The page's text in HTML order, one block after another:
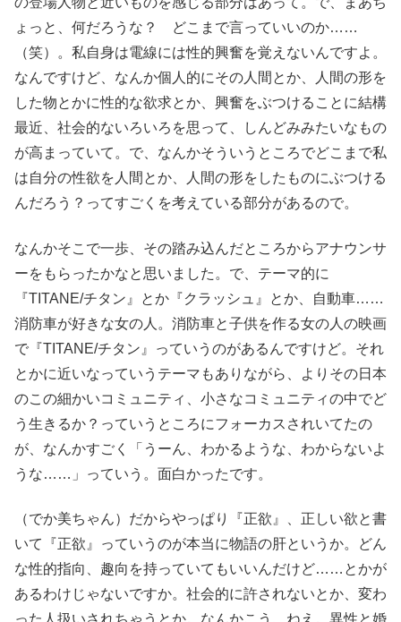
ょっと、何だろうな？ どこまで言っていいのか……
（笑）。私自身は電線には性的興奮を覚えないんですよ。
なんですけど、なんか個人的にその人間とか、人間の形を
した物とかに性的な欲求とか、興奮をぶつけることに結構
最近、社会的ないろいろを思って、しんどみみたいなもの
が高まっていて。で、なんかそういうところでどこまで私
は自分の性欲を人間とか、人間の形をしたものにぶつける
んだろう？ってすごくを考えている部分があるので。
なんかそこで一歩、その踏み込んだところからアナウンサ
ーをもらったかなと思いました。で、テーマ的に
『TITANE/チタン』とか『クラッシュ』とか、自動車……
消防車が好きな女の人。消防車と子供を作る女の人の映画
で『TITANE/チタン』っていうのがあるんですけど。それ
とかに近いなっていうテーマもありながら、よりその日本
のこの細かいコミュニティ、小さなコミュニティの中でど
う生きるか？っていうところにフォーカスされいてたの
が、なんかすごく「うーん、わかるような、わからないよ
うな……」っていう。面白かったです。
（でか美ちゃん）だからやっぱり『正欲』、正しい欲と書
いて『正欲』っていうのが本当に物語の肝というか。どん
な性的指向、趣向を持っていてもいいんだけど……とかが
あるわけじゃないですか。社会的に許されないとか、変わ
った人扱いされちゃうとか。なんかこう、ねえ。異性と婚